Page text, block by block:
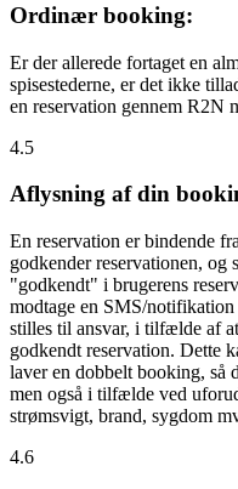
Ordinær booking:
Er der allerede fortaget en
spisestederne, er det ikke
en reservation gennem R2N
4.5
Aflysning af din
En reservation er bindende
godkender reservationen,
"godkendt" i brugerens
modtage en SMS/
stilles til ansvar, i tilfælde af
godkendt reservation. Dette
laver en dobbelt booking, så
men også i tilfælde ved
strømsvigt, brand, sygdom
4.6